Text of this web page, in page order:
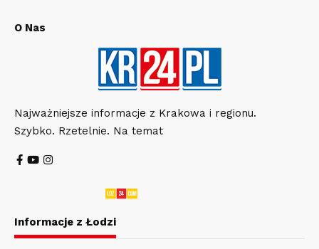
O Nas
Najważniejsze informacje z Krakowa i regionu.
Szybko. Rzetelnie. Na temat
Informacje z Łodzi